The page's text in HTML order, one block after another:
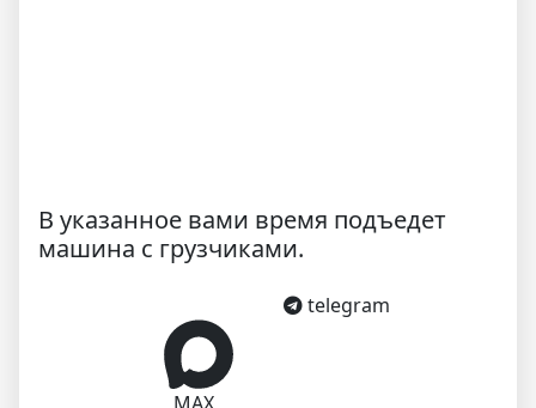
В указанное вами время подъедет
машина с грузчиками.
telegram